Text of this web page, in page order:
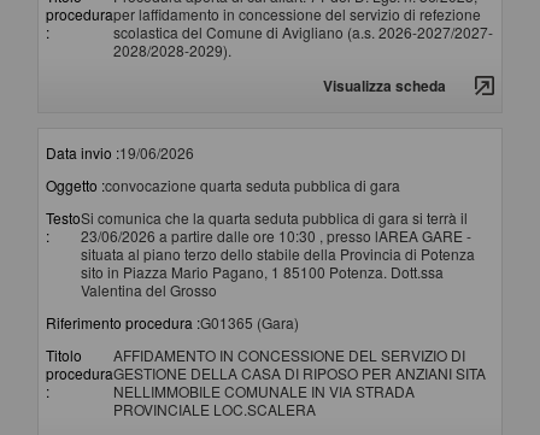
procedura
:
per laffidamento in concessione del servizio di refezione
scolastica del Comune di Avigliano (a.s. 2026-2027/2027-
2028/2028-2029).
Visualizza scheda
Data invio :19/06/2026
Oggetto :convocazione quarta seduta pubblica di gara
Testo
:
Si comunica che la quarta seduta pubblica di gara si terrà il
23/06/2026 a partire dalle ore 10:30 , presso lAREA GARE -
situata al piano terzo dello stabile della Provincia di Potenza
sito in Piazza Mario Pagano, 1 85100 Potenza. Dott.ssa
Valentina del Grosso
Riferimento procedura :G01365 (Gara)
Titolo
procedura
:
AFFIDAMENTO IN CONCESSIONE DEL SERVIZIO DI
GESTIONE DELLA CASA DI RIPOSO PER ANZIANI SITA
NELLIMMOBILE COMUNALE IN VIA STRADA
PROVINCIALE LOC.SCALERA